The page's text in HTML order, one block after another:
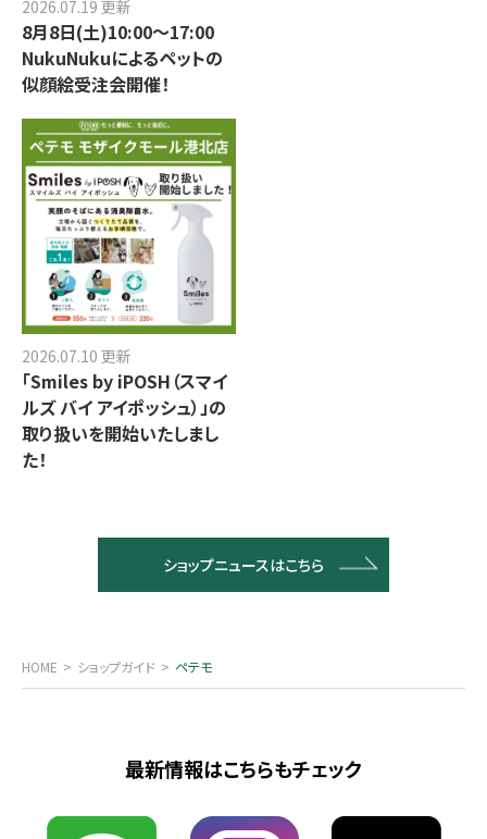
2026.07.19 更新
8月8日(土)10:00～17:00
NukuNukuによるペットの
似顔絵受注会開催！
2026.07.10 更新
「Smiles by iPOSH（スマイ
ルズ バイ アイポッシュ）」の
取り扱いを開始いたしまし
た！
ショップニュースはこちら
HOME ショップガイド ペテモ
最新情報はこちらもチェック